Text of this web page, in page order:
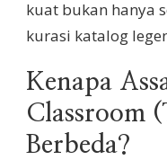
kuat bukan hanya
kurasi katalog
Kenapa
Classroom
Berbeda?